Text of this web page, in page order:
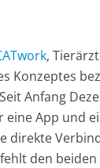
,
Konzeptes
Anfang
App und
direkte
den